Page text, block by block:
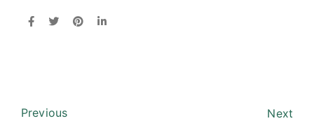
Previous Next